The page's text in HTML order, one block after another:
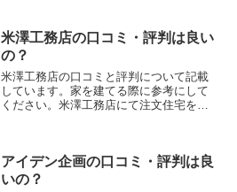
米澤工務店の口コミ・評判は良い
の？
米澤工務店の口コミと評判について記載
しています。家を建てる際に参考にして
ください。米澤工務店にて注文住宅を実
アイデン企画の口コミ・評判は良
いの？